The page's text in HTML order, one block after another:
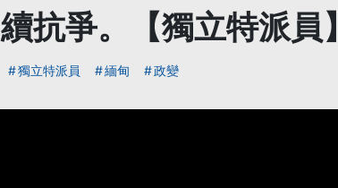
續抗爭。【獨立特派員】
獨立特派員 緬甸 政變